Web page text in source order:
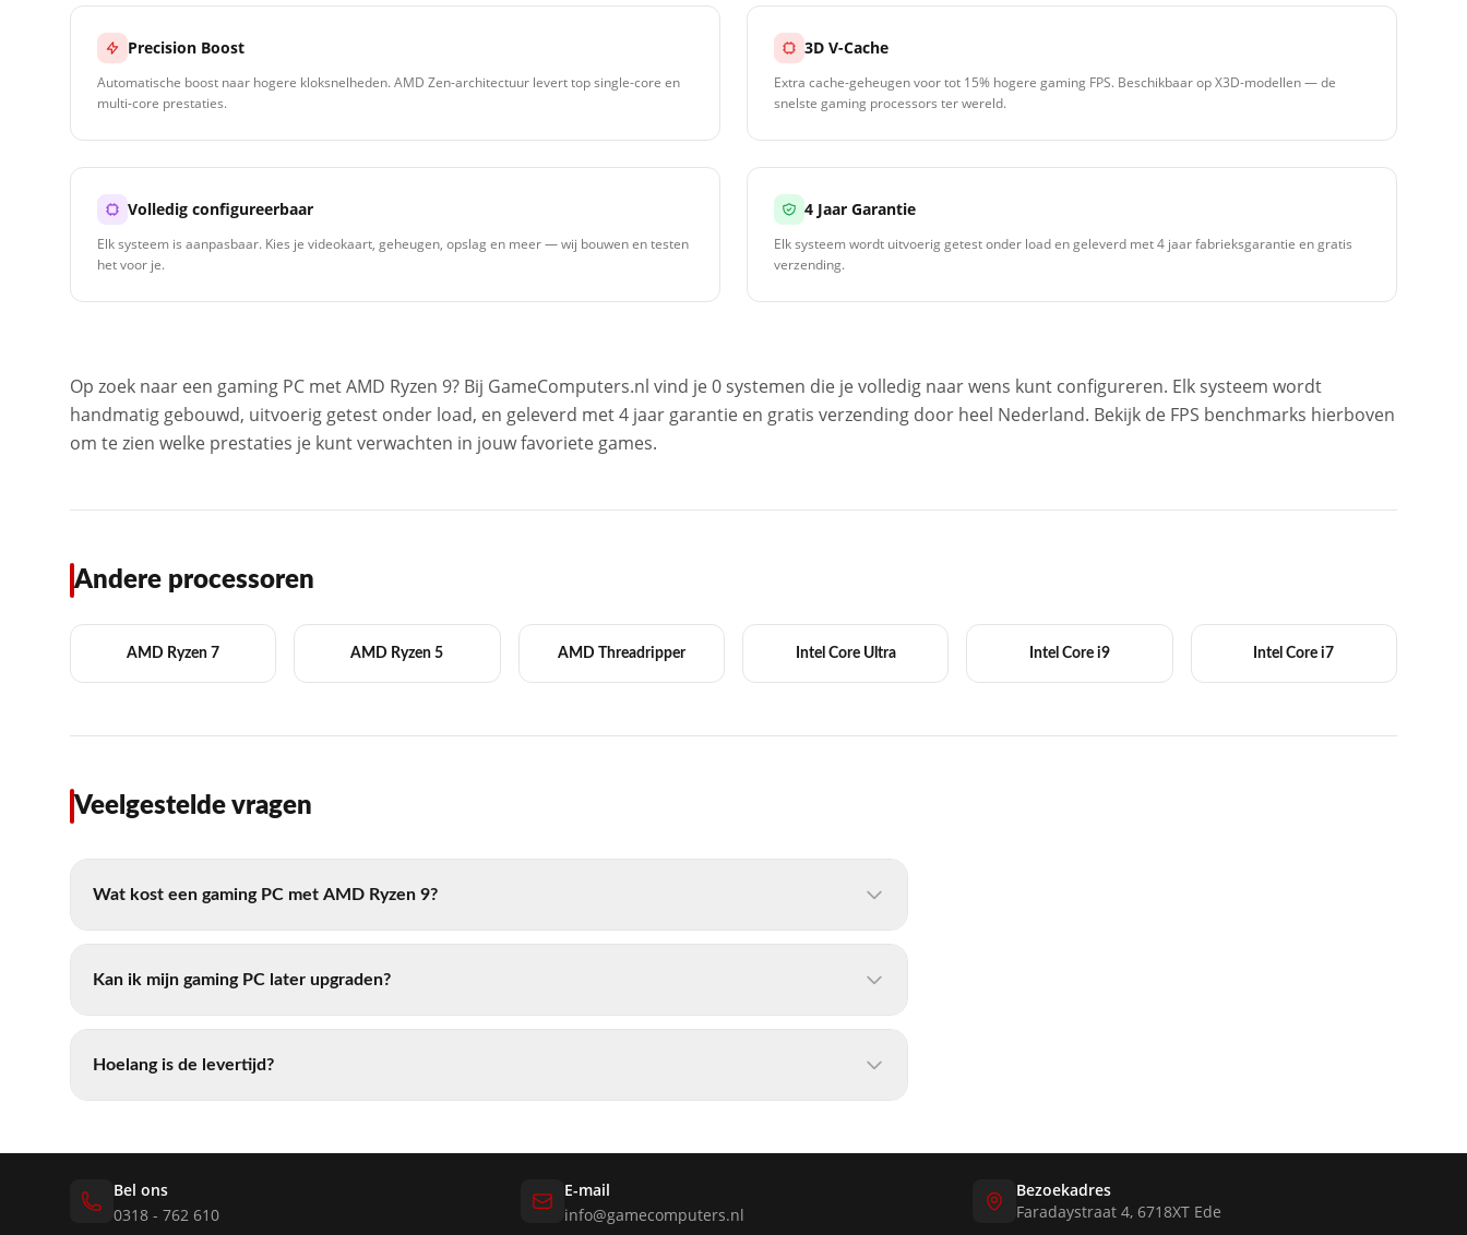
Precision Boost
Automatische boost naar hogere kloksnelheden. AMD Zen-architectuur levert top single-core en
multi-core prestaties.
3D V-Cache
Extra cache-geheugen voor tot 15% hogere gaming FPS. Beschikbaar op X3D-modellen — de
snelste gaming processors ter wereld.
Volledig configureerbaar
Elk systeem is aanpasbaar. Kies je videokaart, geheugen, opslag en meer — wij bouwen en testen
het voor je.
4 Jaar Garantie
Elk systeem wordt uitvoerig getest onder load en geleverd met 4 jaar fabrieksgarantie en gratis
verzending.
Op zoek naar een gaming PC met AMD Ryzen 9? Bij GameComputers.nl vind je 0 systemen die je volledig naar wens kunt configureren. Elk systeem wordt
handmatig gebouwd, uitvoerig getest onder load, en geleverd met 4 jaar garantie en gratis verzending door heel Nederland. Bekijk de FPS benchmarks hierboven
om te zien welke prestaties je kunt verwachten in jouw favoriete games.
Andere processoren
AMD Ryzen 7 AMD Ryzen 5 AMD Threadripper Intel Core Ultra Intel Core i9 Intel Core i7
Veelgestelde vragen
Wat kost een gaming PC met AMD Ryzen 9?
Kan ik mijn gaming PC later upgraden?
Hoelang is de levertijd?
Bel ons
0318 - 762 610
E-mail
info@gamecomputers.nl
Bezoekadres
Faradaystraat 4, 6718XT Ede